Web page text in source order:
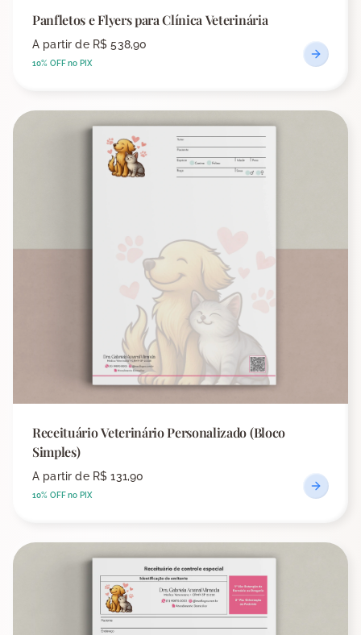
Panfletos e Flyers para Clínica Veterinária
A partir de R$ 538,90
10% OFF no PIX
Receituário Veterinário Personalizado (Bloco
Simples)
A partir de R$ 131,90
10% OFF no PIX